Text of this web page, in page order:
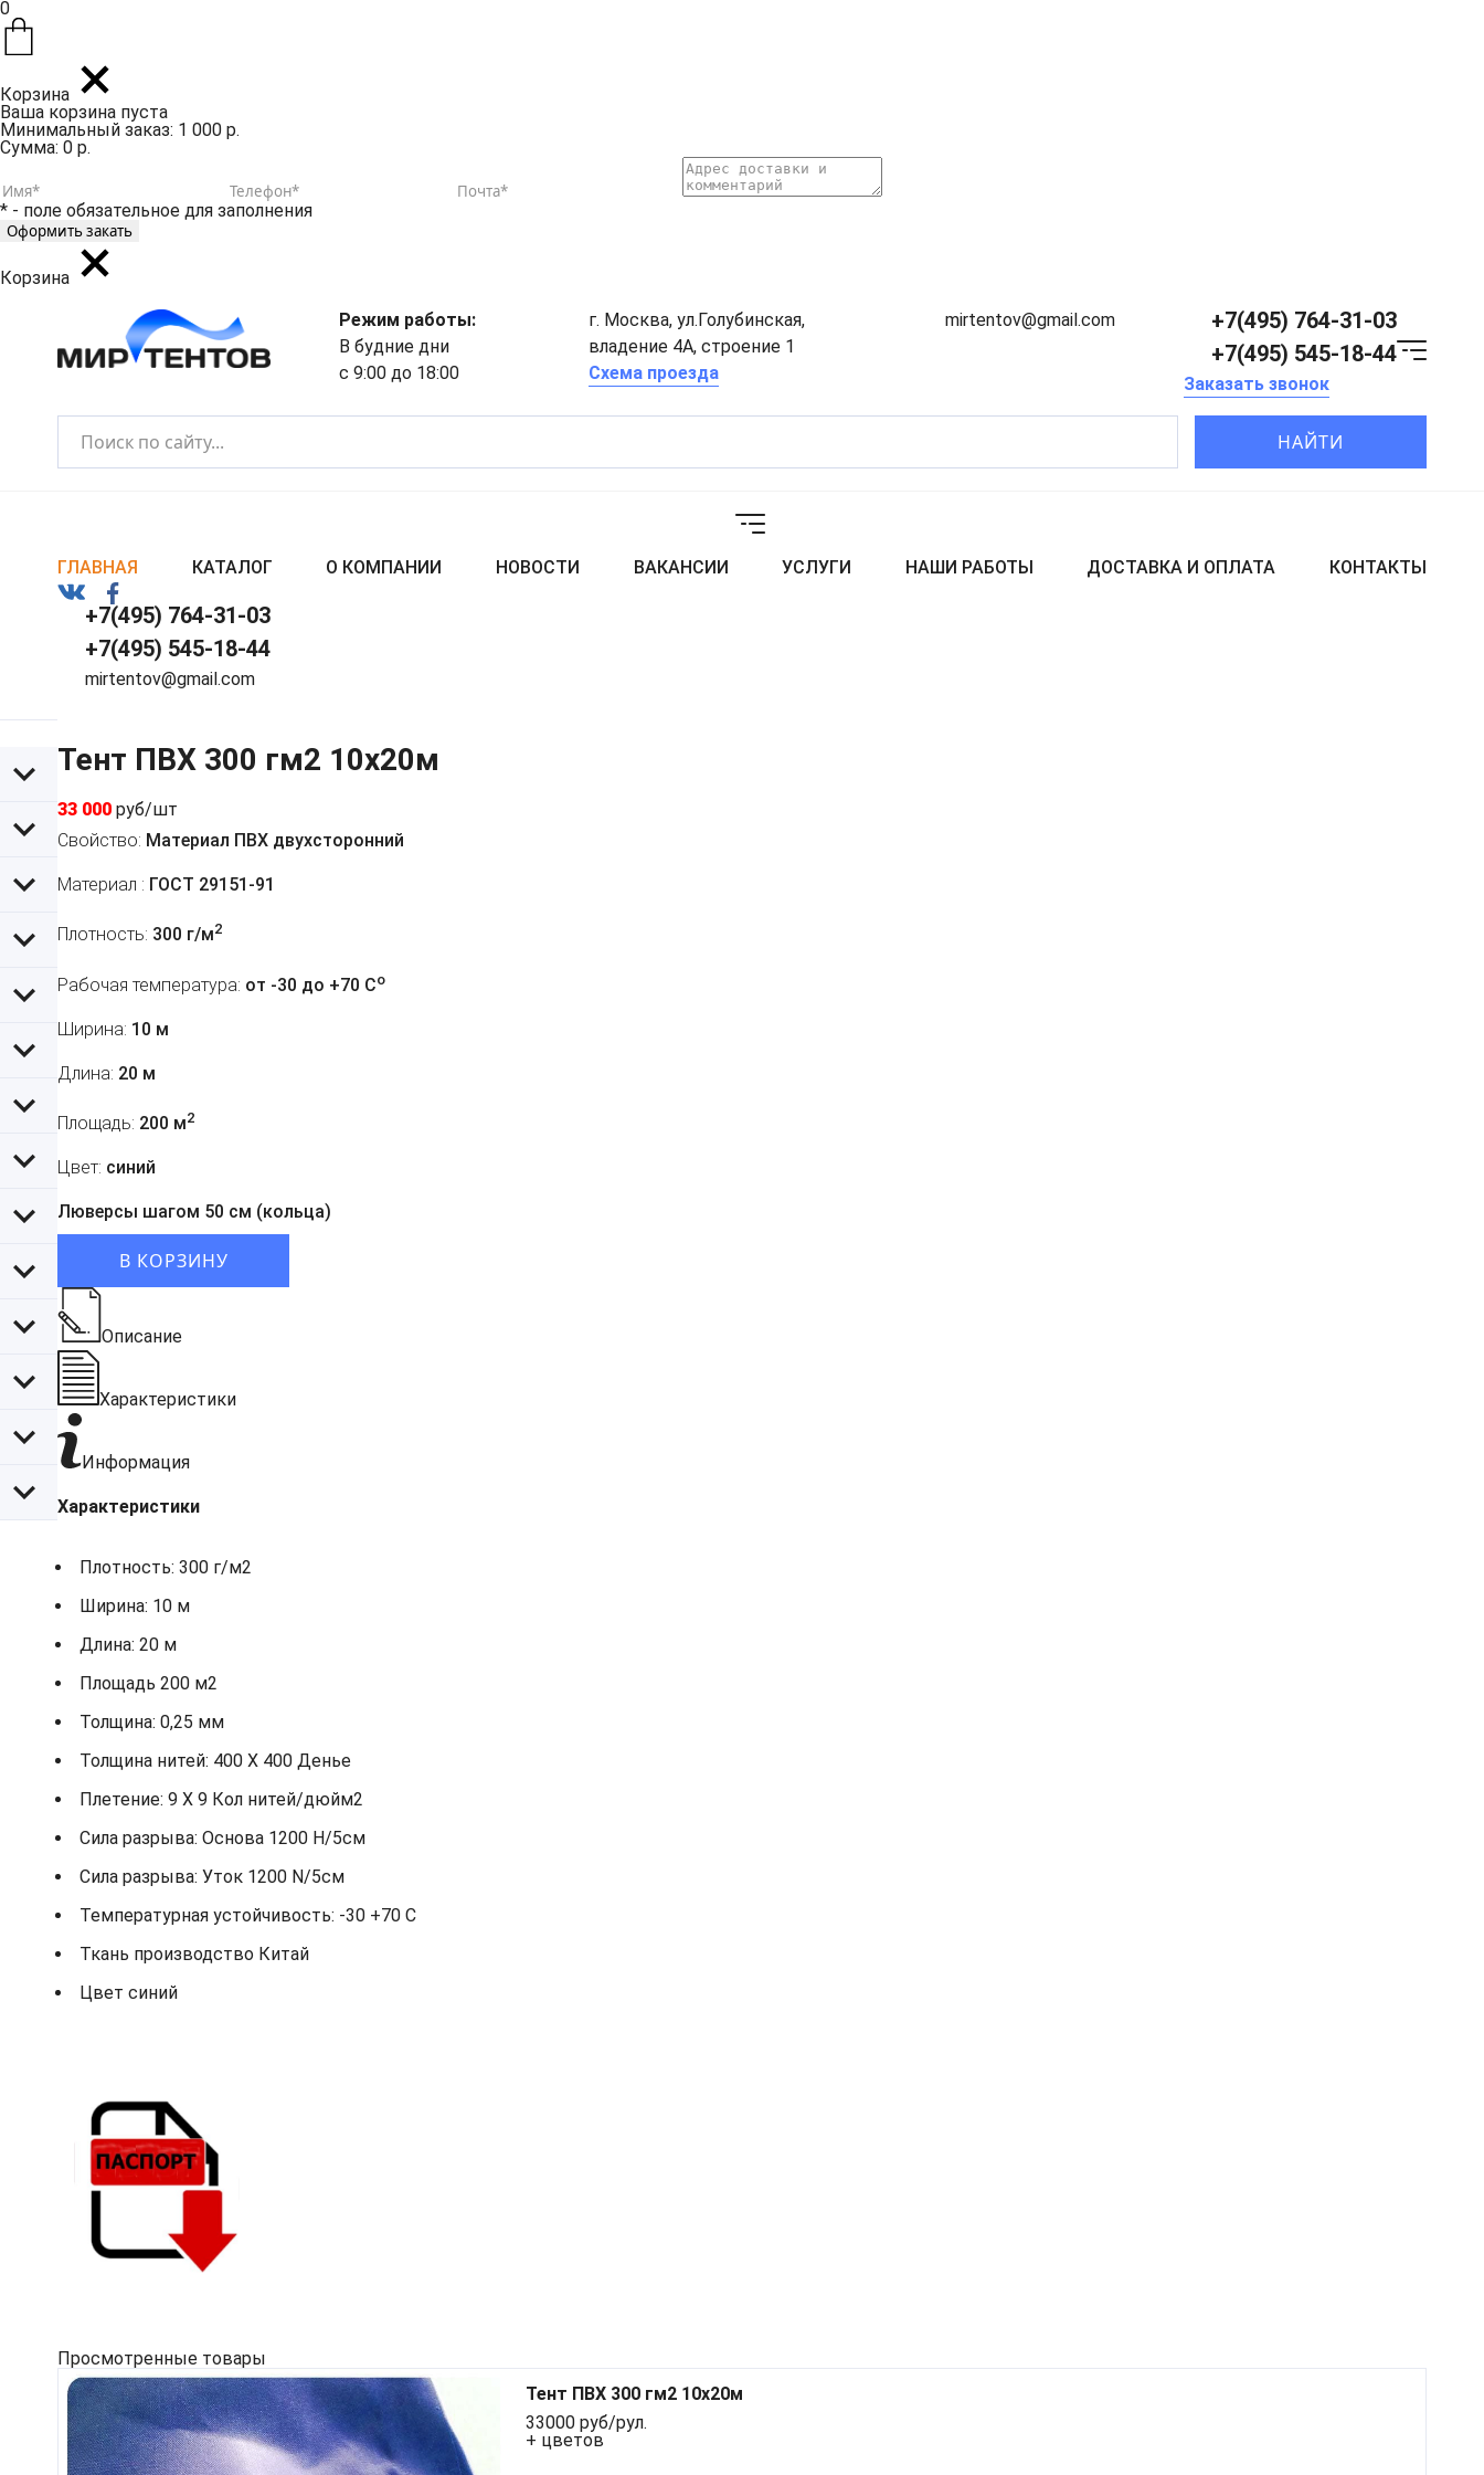
0
Корзина
Ваша корзина пуста
Минимальный заказ: 1 000 р.
Сумма: 0 р.
* - поле обязательное для заполнения
Корзина
Режим работы:
В будние дни
с 9:00 до 18:00
г. Москва, ул.Голубинская,
владение 4А, строение 1
Схема проезда
mirtentov@gmail.com
+7(495) 764-31-03
+7(495) 545-18-44
Заказать звонок
НАЙТИ
ГЛАВНАЯ КАТАЛОГ О КОМПАНИИ НОВОСТИ ВАКАНСИИ УСЛУГИ НАШИ РАБОТЫ ДОСТАВКА И ОПЛАТА КОНТАКТЫ
+7(495) 764-31-03
+7(495) 545-18-44
mirtentov@gmail.com
Тент ПВХ 300 гм2 10x20м
33 000 руб/шт
Свойство: Материал ПВХ двухсторонний
Материал : ГОСТ 29151-91
Плотность: 300 г/м2
Рабочая температура: от -30 до +70 Co
Ширина: 10 м
Длина: 20 м
Площадь: 200 м2
Цвет: синий
Люверсы шагом 50 см (кольца)
В КОРЗИНУ
Описание
Характеристики
Информация
Характеристики
Плотность: 300 г/м2
Ширина: 10 м
Длина: 20 м
Площадь 200 м2
Толщина: 0,25 мм
Толщина нитей: 400 X 400 Денье
Плетение: 9 X 9 Кол нитей/дюйм2
Сила разрыва: Основа 1200 Н/5см
Сила разрыва: Уток 1200 N/5см
Температурная устойчивость: -30 +70 С
Ткань производство Китай
Цвет синий
Просмотренные товары
Тент ПВХ 300 гм2 10x20м
33000 руб/рул.
+ цветов